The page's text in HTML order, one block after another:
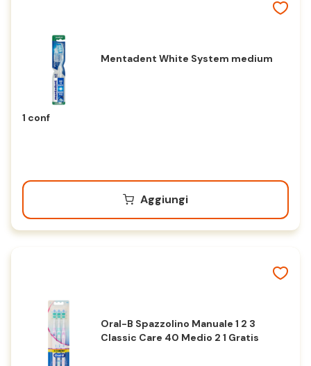
Mentadent White System medium
1 conf
Aggiungi
Oral-B Spazzolino Manuale 1 2 3
Classic Care 40 Medio 2 1 Gratis